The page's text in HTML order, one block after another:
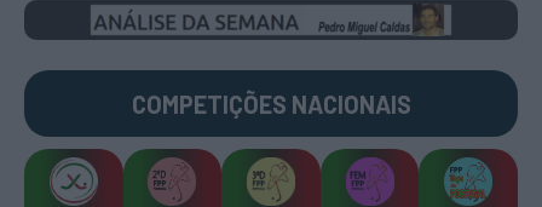
COMPETIÇÕES NACIONAIS